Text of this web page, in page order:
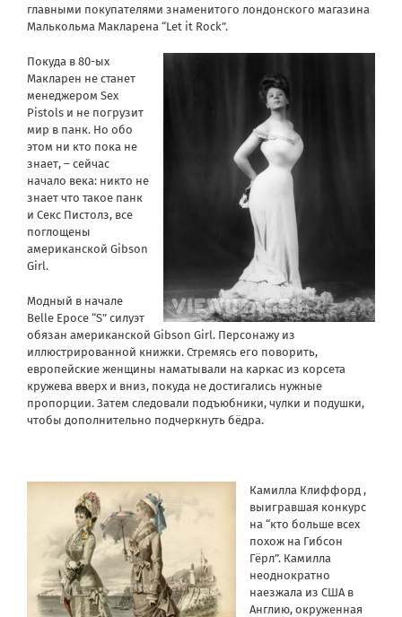
главными покупателями знаменитого лондонского магазина
Малькольма Макларена “Let it Rock”.
Покуда в 80-ых
Макларен не станет
менеджером Sex
Pistols и не погрузит
мир в панк. Но обо
этом ни кто пока не
знает, – сейчас
начало века: никто не
знает что такое панк
и Секс Пистолз, все
поглощены
американской Gibson
Girl.
Модный в начале
Belle Epoce “S” силуэт
обязан американской Gibson Girl. Персонажу из
иллюстрированной книжки. Стремясь его поворить,
европейские женщины наматывали на каркас из корсета
кружева вверх и вниз, покуда не достигались нужные
пропорции. Затем следовали подъюбники, чулки и подушки,
чтобы дополнительно подчеркнуть бёдра.
Камилла Клиффорд ,
выигравшая конкурс
на “кто больше всех
похож на Гибсон
Гёрл”. Камилла
неоднократно
наезжала из США в
Англию, окруженная